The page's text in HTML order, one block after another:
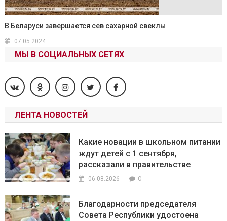
В Беларуси завершается сев сахарной свеклы
07.05.2024
МЫ В СОЦИАЛЬНЫХ СЕТЯХ
ЛЕНТА НОВОСТЕЙ
Какие новации в школьном питании
ждут детей с 1 сентября,
рассказали в правительстве
06.08.2026 0
Благодарности председателя
Совета Республики удостоена